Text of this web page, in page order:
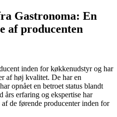
Gastronoma: En
af producenten
inden for køkkenudstyr og har
af høj kvalitet. De har en
opnået en betroet status blandt
års erfaring og ekspertise har
de førende producenter inden for